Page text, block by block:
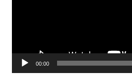
00:00